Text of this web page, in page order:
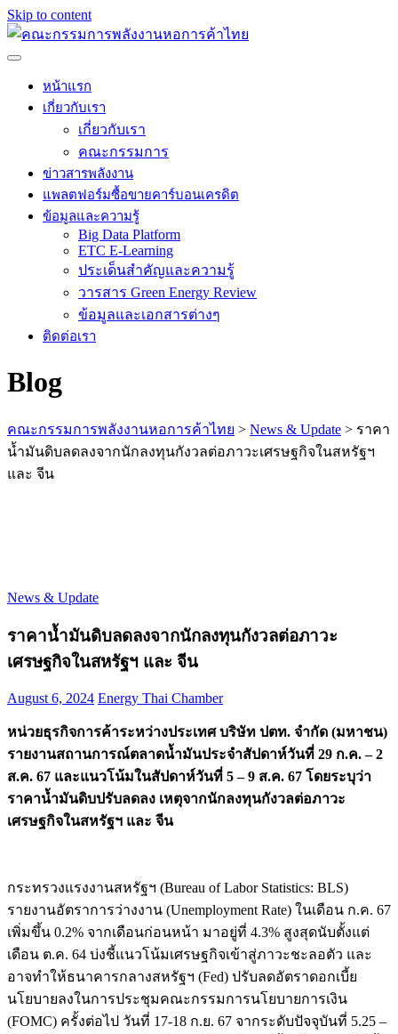
Skip to content
หน้าแรก
เกี่ยวกับเรา
เกี่ยวกับเรา
คณะกรรมการ
ข่าวสารพลังงาน
แพลตฟอร์มซื้อขายคาร์บอนเครดิต
ข้อมูลและความรู้
Big Data Platform
ETC E-Learning
ประเด็นสำคัญและความรู้
วารสาร Green Energy Review
ข้อมูลและเอกสารต่างๆ
ติดต่อเรา
Blog
คณะกรรมการพลังงานหอการค้าไทย > News & Update > ราคา
น้ำมันดิบลดลงจากนักลงทุนกังวลต่อภาวะเศรษฐกิจในสหรัฐฯ
และ จีน
News & Update
ราคาน้ำมันดิบลดลงจากนักลงทุนกังวลต่อภาวะ
เศรษฐกิจในสหรัฐฯ และ จีน
August 6, 2024 Energy Thai Chamber
หน่วยธุรกิจการค้าระหว่างประเทศ บริษัท ปตท. จำกัด (มหาชน)
รายงานสถานการณ์ตลาดน้ำมันประจำสัปดาห์วันที่ 29 ก.ค. – 2
ส.ค. 67 และแนวโน้มในสัปดาห์วันที่ 5 – 9 ส.ค. 67 โดยระบุว่า
ราคาน้ำมันดิบปรับลดลง เหตุจากนักลงทุนกังวลต่อภาวะ
เศรษฐกิจในสหรัฐฯ และ จีน
กระทรวงแรงงานสหรัฐฯ (Bureau of Labor Statistics: BLS)
รายงานอัตราการว่างงาน (Unemployment Rate) ในเดือน ก.ค. 67
เพิ่มขึ้น 0.2% จากเดือนก่อนหน้า มาอยู่ที่ 4.3% สูงสุดนับตั้งแต่
เดือน ต.ค. 64 บ่งชี้แนวโน้มเศรษฐกิจเข้าสู่ภาวะชะลอตัว และ
อาจทำให้ธนาคารกลางสหรัฐฯ (Fed) ปรับลดอัตราดอกเบี้ย
นโยบายลงในการประชุมคณะกรรมการนโยบายการเงิน
(FOMC) ครั้งต่อไป วันที่ 17-18 ก.ย. 67 จากระดับปัจจุบันที่ 5.25 –